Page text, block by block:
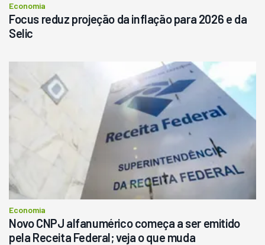
Economia
Focus reduz projeção da inflação para 2026 e da
Selic
Economia
Novo CNPJ alfanumérico começa a ser emitido
pela Receita Federal; veja o que muda